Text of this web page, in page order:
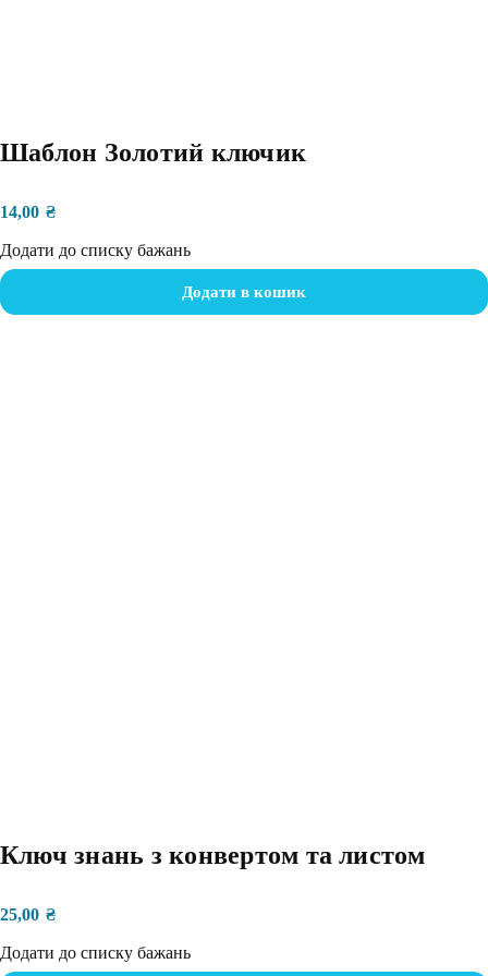
Шаблон Золотий ключик
14,00 ₴
Додати до списку бажань
Додати в кошик
Ключ знань з конвертом та листом
25,00 ₴
Додати до списку бажань